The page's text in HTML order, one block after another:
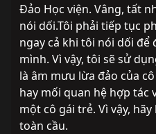
Đảo Học viện. Vâng, tất
nói dối.Tôi phải tiếp tục
ngay cả khi tôi nói dối để
mình. Vì vậy, tôi sẽ sử
là âm mưu lừa đảo của
hay mối quan hệ hợp tác
một cô gái trẻ. Vì vậy,
toàn cầu.